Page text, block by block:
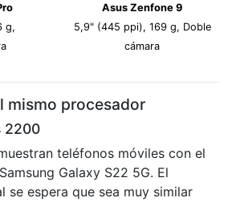
g,
Asus Zenfone 9
5,9" (445 ppi), 169 g, Doble
cámara
mismo procesador
2200
teléfonos móviles con el
Galaxy S22 5G. El
se espera que sea muy similar